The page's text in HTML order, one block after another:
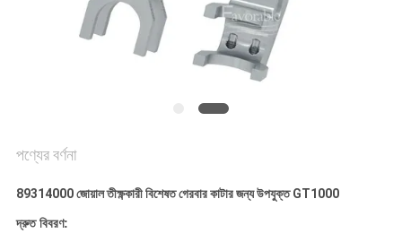
PRIVACY
POLICY
পণ্যের বর্ণনা
89314000 জোয়াল তীক্ষ্ণকারী বিশেষত গেরবার কাটার জন্য উপযুক্ত GT1000
দ্রুত বিবরণ: